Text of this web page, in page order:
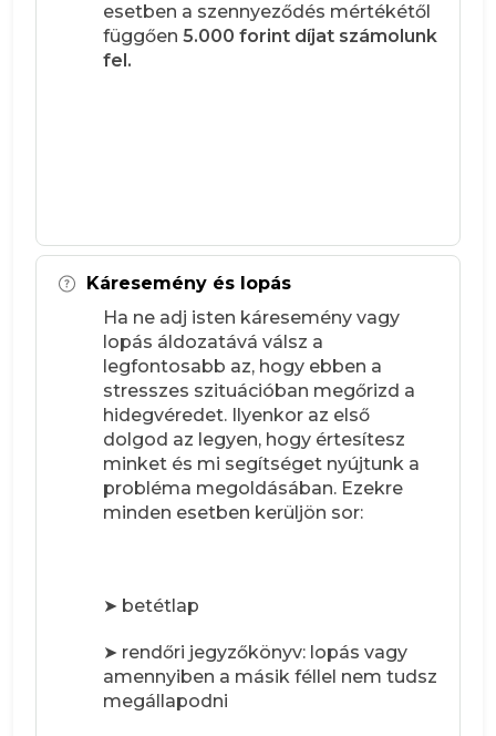
esetben a szennyeződés mértékétől
függően 5.000 forint díjat számolunk
fel.
Káresemény és lopás
Ha ne adj isten káresemény vagy
lopás áldozatává válsz a
legfontosabb az, hogy ebben a
stresszes szituációban megőrizd a
hidegvéredet. Ilyenkor az első
dolgod az legyen, hogy értesítesz
minket és mi segítséget nyújtunk a
probléma megoldásában. Ezekre
minden esetben kerüljön sor:
➤ betétlap
➤ rendőri jegyzőkönyv: lopás vagy
amennyiben a másik féllel nem tudsz
megállapodni